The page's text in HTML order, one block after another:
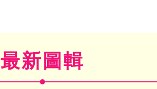
最新圖輯